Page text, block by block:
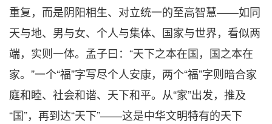
重复，而是阴阳相生、对立统一的至高智慧——如同
天与地、男与女、个人与集体、国家与世界，看似两
端，实则一体。孟子曰：“天下之本在国，国之本在
家。”一个“福”字写尽个人安康，两个“福”字则暗合家
庭和睦、社会和谐、天下和平。从“家”出发，推及
“国”，再到达“天下”——这是中华文明特有的天下